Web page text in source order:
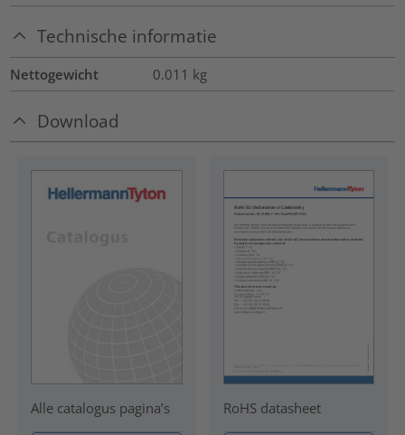
Technische informatie
Nettogewicht 0.011 kg
Download
Alle catalogus pagina’s RoHS datasheet